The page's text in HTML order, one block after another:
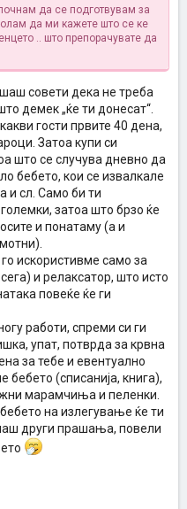
да се подготвувам за
да ми кажете што се ке
.. што препорачувате да
совети дека не треба
демек „ќе ти донесат“.
гости првите 40 дена,
Затоа купи си
што се случува дневно да
бебето, кои се извалкале
и сл. Само би ти
затоа што брзо ќе
и понатаму (а и
искористивме само за
и релаксатор, што исто
повеќе ќе ги
работи, спреми си ги
упат, потврда за крвна
за тебе и евентуално
бебето (списанија, книга),
марамчиња и пеленки.
на излегување ќе ти
други прашања, повели